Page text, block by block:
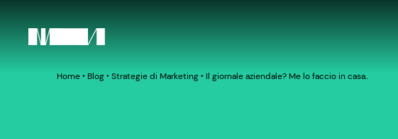
Home‣ Blog‣Strategie di Marketing‣ Il giornale aziendale? Me lo faccio in casa..